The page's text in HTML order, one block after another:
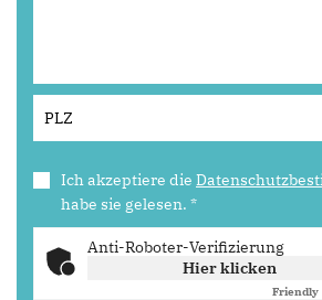
Ich akzeptiere die
habe sie gelesen. *
Anti-Roboter-Verifizierung
Hier klicken
Friendly